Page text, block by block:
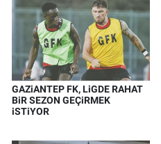
GAZiANTEP FK, LiGDE RAHAT
BiR SEZON GEÇiRMEK
iSTiYOR